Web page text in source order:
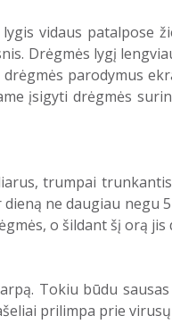
vidaus patalpose
Drėgmės lygį
parodymus
įsigyti drėgmės
trumpai
ne daugiau negu
o šildant šį orą jis
Tokiu būdu
prilimpa prie